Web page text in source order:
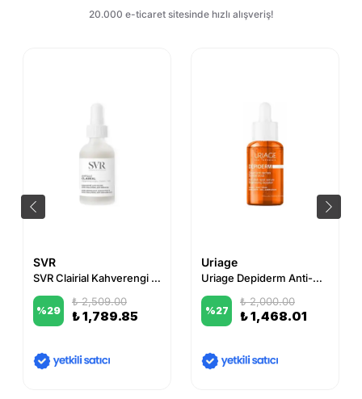
SVR
SVR Clairial Kahverengi Lekeler İçin Yaşlanma Karşıtı Ampul 30 ml
%29
₺ 2,509.00
₺ 1,789.85
Uriage
Uriage Depiderm Anti-Dark Spot Serum Brightening Booster 30 ml
%27
₺ 2,000.00
₺ 1,468.01